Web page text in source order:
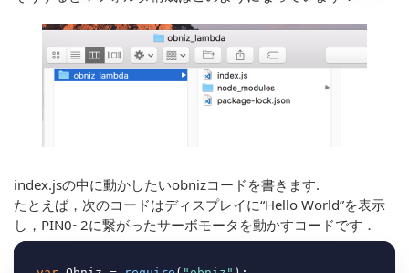
index.jsの中に動かしたいobnizコードを書きます.
たとえば，次のコードはディスプレイに“Hello World”を表示
し，PIN0~2に繋がったサーボモータを動かすコードです．